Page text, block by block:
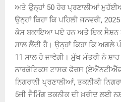
ਅਤੇ ਉਨ੍ਹਾਂ 50 ਹੋਰ ਪ੍ਰਣਾਲੀਆਂ
ਉਨ੍ਹਾਂ ਕਿਹਾ ਕਿ ਪਹਿਲੀ ਜਨਵਰੀ,
ਕੇਸ ਬਕਾਇਆ ਪਏ ਹਨ ਅਤੇ ਇਕ ਸੈਸ਼ਨ
ਸਾਲ ਲੈਂਦੀ ਹੈ। ਉਨ੍ਹਾਂ ਕਿਹਾ ਕਿ ਅਗਲੇ
11 ਸਾਲ ਹੋ ਜਾਵੇਗੀ। ਮੁੱਖ ਮੰਤਰੀ ਨੇ
ਨਾਰਕੋਟਿਕਸ ਟਾਸਕ ਫੋਰਸ
ਨਿਗਰਾਨੀ ਪ੍ਰਣਾਲੀਆਂ, ਤਕਨੀਕੀ
5ਜੀ ਜੈਮਿੰਗ ਤਕਨੀਕ ਦੀ ਖ਼ਰੀਦ ਲਈ